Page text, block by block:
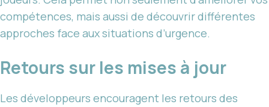
compétences, mais aussi de découvrir différentes
approches face aux situations d’urgence.
Retours sur les mises à jour
Les développeurs encouragent les retours des